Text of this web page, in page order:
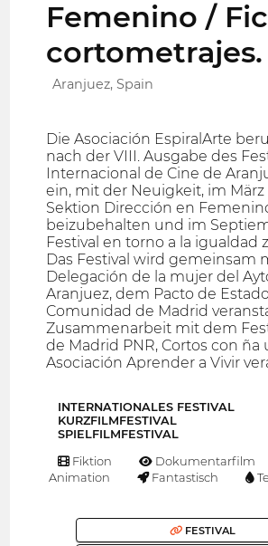
Femenino /
cortometrajes.
Aranjuez, Spain
Die Asociación EspiralArte
nach der VIII. Ausgabe des
Internacional de Cine de
ein, mit der Neuigkeit, im
Sektion Dirección en
beizubehalten und im
Festival en torno a la igualdad
Das Festival wird gemeinsam
Delegación de la mujer del
Aranjuez, dem Pacto de
Comunidad de Madrid
Zusammenarbeit mit dem
de Madrid PNR, Cortos con ña
Asociación Aprender a Vivir
INTERNATIONALES FESTIVAL
KURZFILMFESTIVAL
SPIELFILMFESTIVAL
Fiktion
Dokumentarfilm
Animation
Fantastisch
FESTIVAL